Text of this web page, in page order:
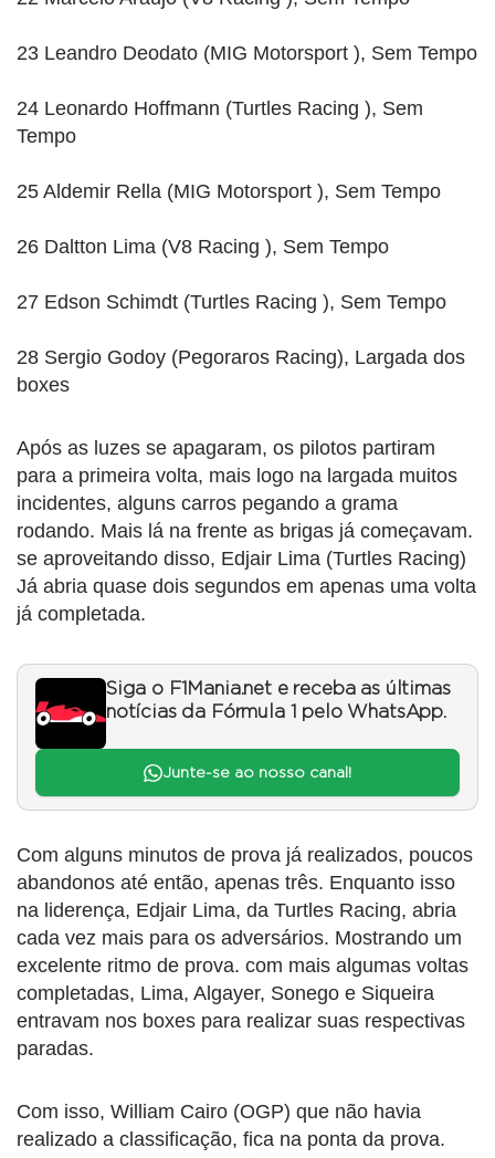
23 Leandro Deodato (MIG Motorsport ), Sem Tempo
24 Leonardo Hoffmann (Turtles Racing ), Sem
Tempo
25 Aldemir Rella (MIG Motorsport ), Sem Tempo
26 Daltton Lima (V8 Racing ), Sem Tempo
27 Edson Schimdt (Turtles Racing ), Sem Tempo
28 Sergio Godoy (Pegoraros Racing), Largada dos
boxes
Após as luzes se apagaram, os pilotos partiram
para a primeira volta, mais logo na largada muitos
incidentes, alguns carros pegando a grama
rodando. Mais lá na frente as brigas já começavam.
se aproveitando disso, Edjair Lima (Turtles Racing)
Já abria quase dois segundos em apenas uma volta
já completada.
Siga o F1Mania.net e receba as últimas
notícias da Fórmula 1 pelo WhatsApp.
Junte-se ao nosso canal!
Com alguns minutos de prova já realizados, poucos
abandonos até então, apenas três. Enquanto isso
na liderença, Edjair Lima, da Turtles Racing, abria
cada vez mais para os adversários. Mostrando um
excelente ritmo de prova. com mais algumas voltas
completadas, Lima, Algayer, Sonego e Siqueira
entravam nos boxes para realizar suas respectivas
paradas.
Com isso, William Cairo (OGP) que não havia
realizado a classificação, fica na ponta da prova.